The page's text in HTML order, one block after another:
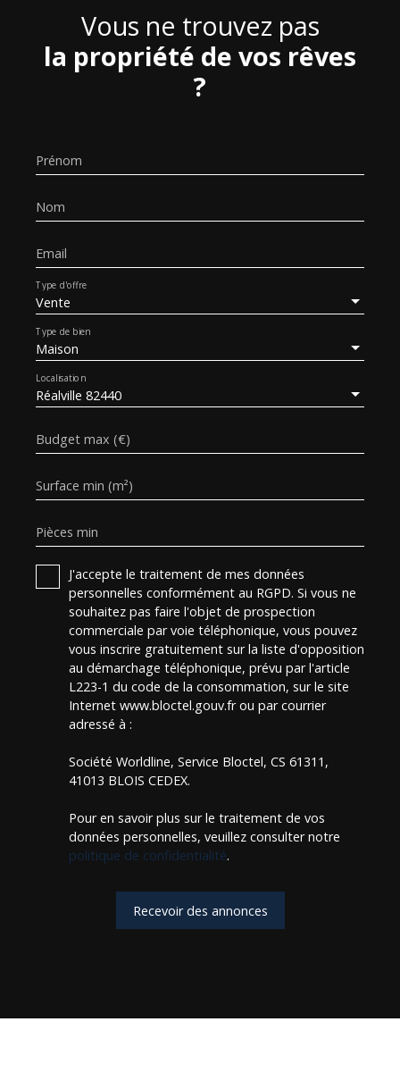
Vous ne trouvez pas
la propriété de vos rêves
?
Prénom
Nom
Email
Vente
Type d'offre
Maison
Type de bien
Réalville 82440
Localisation
Budget max (€)
Surface min (m²)
Pièces min
J'accepte le traitement de mes données
personnelles conformément au RGPD. Si vous ne
souhaitez pas faire l'objet de prospection
commerciale par voie téléphonique, vous pouvez
vous inscrire gratuitement sur la liste d'opposition
au démarchage téléphonique, prévu par l'article
L223-1 du code de la consommation, sur le site
Internet www.bloctel.gouv.fr ou par courrier
adressé à :
Société Worldline, Service Bloctel, CS 61311,
41013 BLOIS CEDEX.
Pour en savoir plus sur le traitement de vos
données personnelles, veuillez consulter notre
politique de confidentialité.
Recevoir des annonces